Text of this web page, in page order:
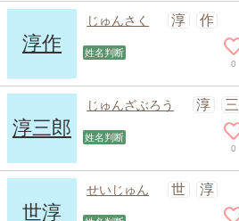
淳作
じゅんさく 淳 作
姓名判断
0
淳三郎
じゅんざぶろう 淳 三
姓名判断
0
世淳
せいじゅん 世 淳